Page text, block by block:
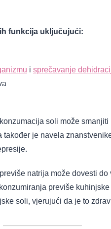
funkcija uključujući:
i sprečavanje
soli može
je navela
natrija može dovesti
previše
soli, vjerujući da je to